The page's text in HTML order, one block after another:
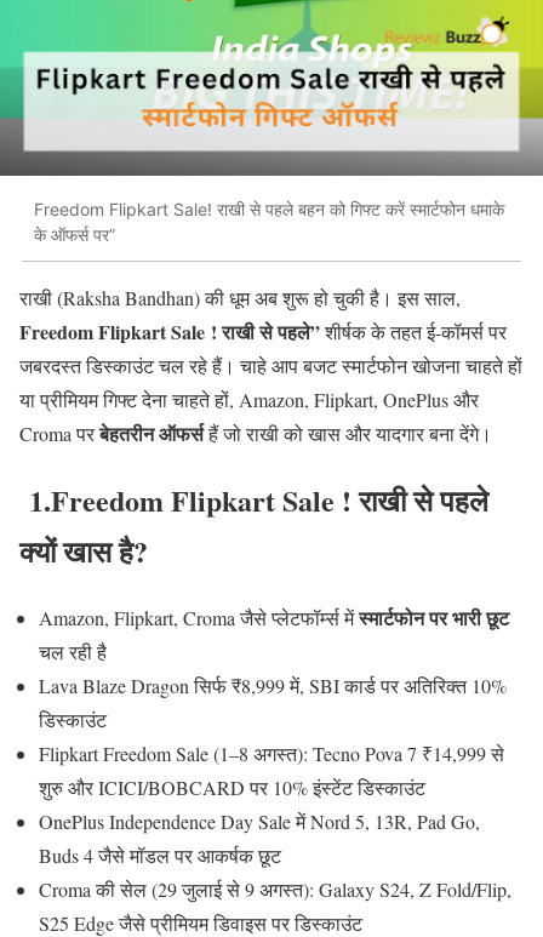
Freedom Flipkart Sale! राखी से पहले बहन को गिफ्ट करें स्मार्टफोन धमाके
के ऑफर्स पर”
राखी (Raksha Bandhan) की धूम अब शुरू हो चुकी है। इस साल,
Freedom Flipkart Sale ! राखी से पहले”शीर्षक के तहत ई‑कॉमर्स पर
जबरदस्त डिस्काउंट चल रहे हैं। चाहे आप बजट स्मार्टफोन खोजना चाहते हों
या प्रीमियम गिफ्ट देना चाहते हों, Amazon, Flipkart, OnePlus और
Croma परबेहतरीन ऑफर्सहैं जो राखी को खास और यादगार बना देंगे।
1.Freedom Flipkart Sale ! राखी से पहले
क्यों खास है?
Amazon, Flipkart, Croma जैसे प्लेटफॉर्म्स मेंस्मार्टफोन पर भारी छूट
चल रही है
Lava Blaze Dragon सिर्फ ₹8,999 में, SBI कार्ड पर अतिरिक्त 10%
डिस्काउंट
Flipkart Freedom Sale (1–8 अगस्त): Tecno Pova 7 ₹14,999 से
शुरु और ICICI/BOBCARD पर 10% इंस्टेंट डिस्काउंट
OnePlus Independence Day Sale में Nord 5, 13R, Pad Go,
Buds 4 जैसे मॉडल पर आकर्षक छूट
Croma की सेल (29 जुलाई से 9 अगस्त): Galaxy S24, Z Fold/Flip,
S25 Edge जैसे प्रीमियम डिवाइस पर डिस्काउंट